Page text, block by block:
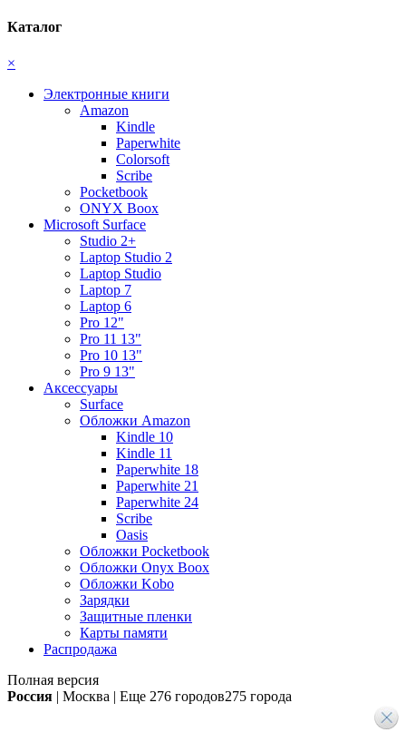
Каталог
×
Электронные книги
Amazon
Kindle
Paperwhite
Colorsoft
Scribe
Pocketbook
ONYX Boox
Microsoft Surface
Studio 2+
Laptop Studio 2
Laptop Studio
Laptop 7
Laptop 6
Pro 12"
Pro 11 13"
Pro 10 13"
Pro 9 13"
Аксессуары
Surface
Обложки Amazon
Kindle 10
Kindle 11
Paperwhite 18
Paperwhite 21
Paperwhite 24
Scribe
Oasis
Обложки Pocketbook
Обложки Onyx Boox
Обложки Kobo
Зарядки
Защитные пленки
Карты памяти
Распродажа
Полная версия
Россия | Москва | Еще 276 городов275 города